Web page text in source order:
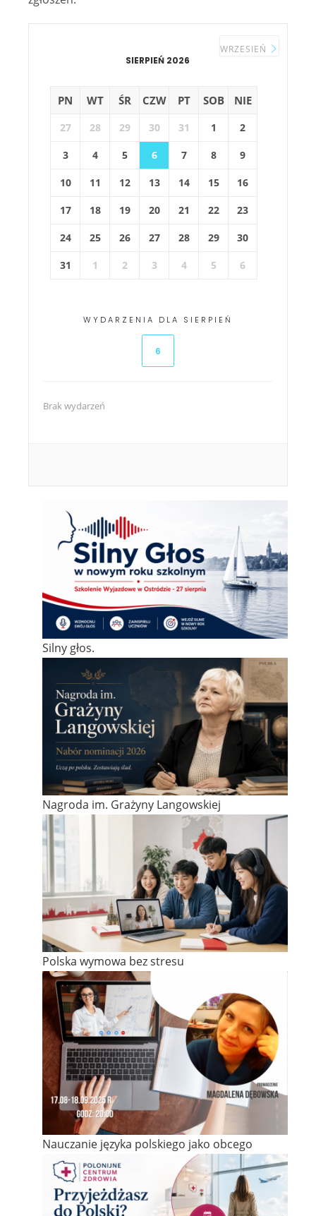
SIERPIEŃ 2026
WRZESIEŃ
PN WT ŚR CZW PT SOB NIE
27 28 29 30 31 1 2
3 4 5 6 7 8 9
10 11 12 13 14 15 16
17 18 19 20 21 22 23
24 25 26 27 28 29 30
31 1 2 3 4 5 6
WYDARZENIA DLA SIERPIEŃ
6
Brak wydarzeń
Silny głos.
Nagroda im. Grażyny Langowskiej
Polska wymowa bez stresu
Nauczanie języka polskiego jako obcego